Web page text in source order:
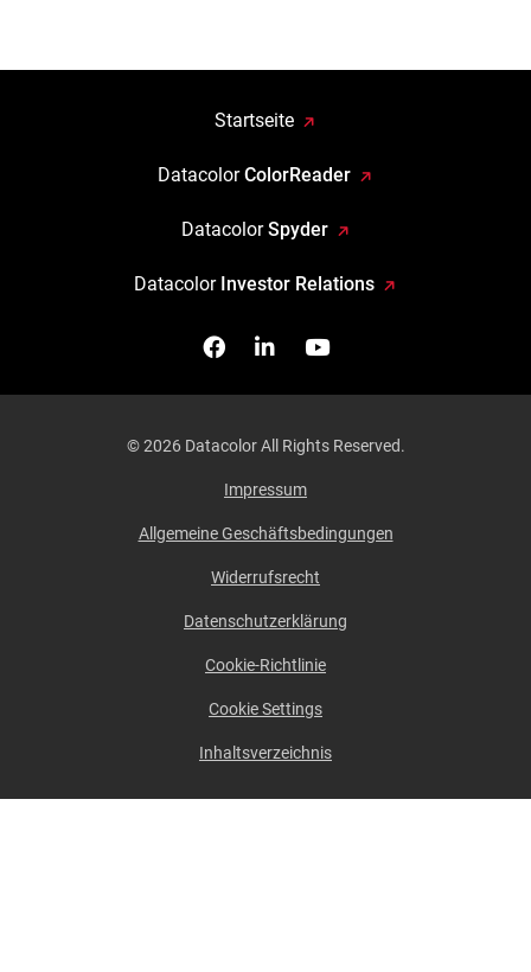
Startseite
DatacolorColorReader
DatacolorSpyder
Datacolor Investor Relations
FacebookFollow us on Linkedin
Watch us on
© 2026 Datacolor All Rights Reserved.
Impressum
Allgemeine Geschäftsbedingungen
Widerrufsrecht
Datenschutzerklärung
Cookie-Richtlinie
Cookie Settings
Inhaltsverzeichnis